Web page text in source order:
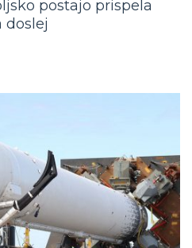
postajo prispela
doslej